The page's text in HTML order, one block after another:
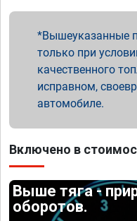
Вышеуказанные
только при
качественного
исправном,
автомобиле.
Включено в
Выше тяга -
оборотов.